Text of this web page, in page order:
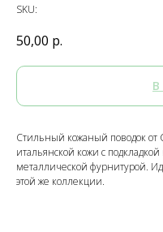
SKU:
50,00 р.
В
Стильный кожаный поводок от
итальянской кожи с
металлической фурнитурой.
этой же коллекции.